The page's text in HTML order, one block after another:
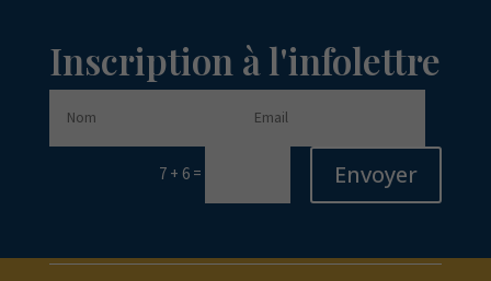
Inscription à l'infolettre
7 + 6= Envoyer